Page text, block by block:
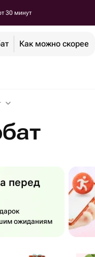
30 минут
Как можно скорее
перед
ожиданиям